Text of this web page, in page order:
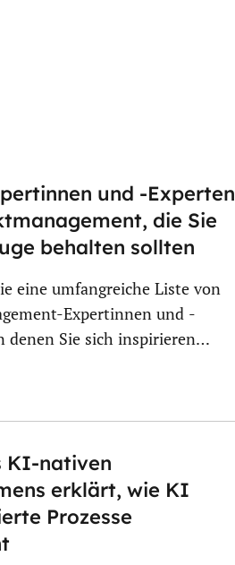
und -Experten
die Sie
behalten sollten
eine umfangreiche Liste von
Expertinnen und -
denen Sie sich inspirieren
KI-nativen
erklärt, wie KI
Prozesse